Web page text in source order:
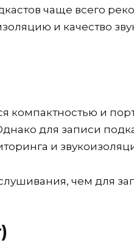
чаще всего
и качество
компактностью и
для записи
и
чем для